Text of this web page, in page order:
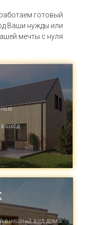
готовый
Ваши нужды или
мечты с нуля
внешний вид дома